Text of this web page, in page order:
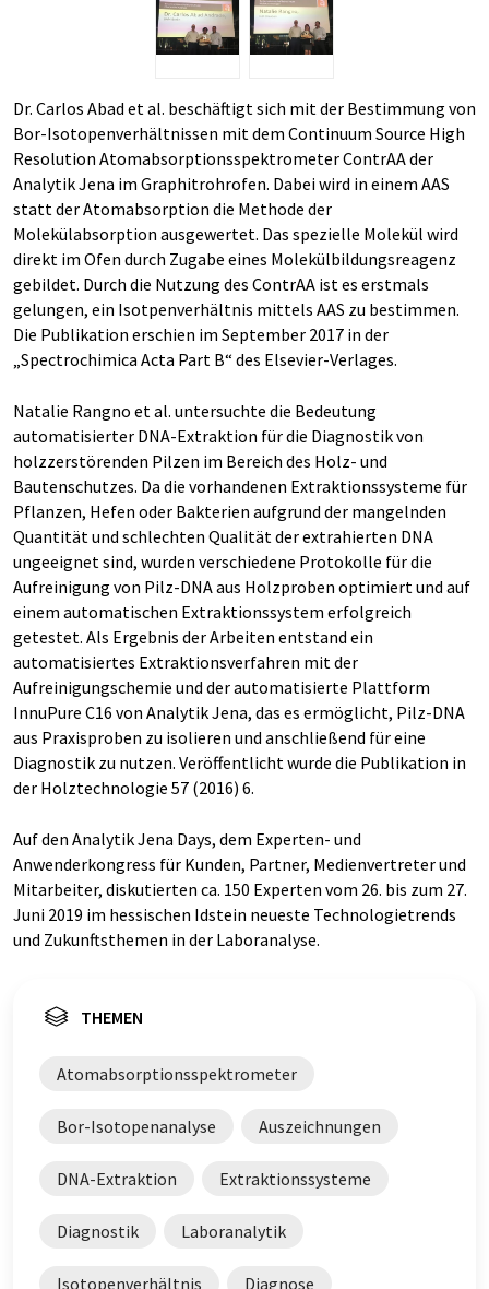
Dr. Carlos Abad et al. beschäftigt sich mit der Bestimmung von
Bor-Isotopenverhältnissen mit dem Continuum Source High
Resolution Atomabsorptionsspektrometer ContrAA der
Analytik Jena im Graphitrohrofen. Dabei wird in einem AAS
statt der Atomabsorption die Methode der
Molekülabsorption ausgewertet. Das spezielle Molekül wird
direkt im Ofen durch Zugabe eines Molekülbildungsreagenz
gebildet. Durch die Nutzung des ContrAA ist es erstmals
gelungen, ein Isotpenverhältnis mittels AAS zu bestimmen.
Die Publikation erschien im September 2017 in der
„Spectrochimica Acta Part B“ des Elsevier-Verlages.
Natalie Rangno et al. untersuchte die Bedeutung
automatisierter DNA-Extraktion für die Diagnostik von
holzzerstörenden Pilzen im Bereich des Holz- und
Bautenschutzes. Da die vorhandenen Extraktionssysteme für
Pflanzen, Hefen oder Bakterien aufgrund der mangelnden
Quantität und schlechten Qualität der extrahierten DNA
ungeeignet sind, wurden verschiedene Protokolle für die
Aufreinigung von Pilz-DNA aus Holzproben optimiert und auf
einem automatischen Extraktionssystem erfolgreich
getestet. Als Ergebnis der Arbeiten entstand ein
automatisiertes Extraktionsverfahren mit der
Aufreinigungschemie und der automatisierte Plattform
InnuPure C16 von Analytik Jena, das es ermöglicht, Pilz-DNA
aus Praxisproben zu isolieren und anschließend für eine
Diagnostik zu nutzen. Veröffentlicht wurde die Publikation in
der Holztechnologie 57 (2016) 6.
Auf den Analytik Jena Days, dem Experten- und
Anwenderkongress für Kunden, Partner, Medienvertreter und
Mitarbeiter, diskutierten ca. 150 Experten vom 26. bis zum 27.
Juni 2019 im hessischen Idstein neueste Technologietrends
und Zukunftsthemen in der Laboranalyse.
THEMEN
Atomabsorptionsspektrometer
Bor-Isotopenanalyse Auszeichnungen
DNA-Extraktion Extraktionssysteme
Diagnostik Laboranalytik
Isotopenverhältnis Diagnose